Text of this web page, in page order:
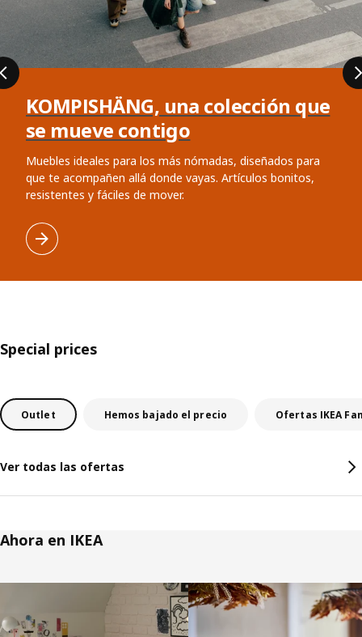
KOMPISHÄNG, una colección que
se mueve contigo
Muebles ideales para los más nómadas, diseñados para
que te acompañen allá donde vayas. Artículos bonitos,
resistentes y fáciles de mover.
Special prices
Outlet Hemos bajado el precio Ofertas IKEA
Ver todas las ofertas
Ahora en IKEA